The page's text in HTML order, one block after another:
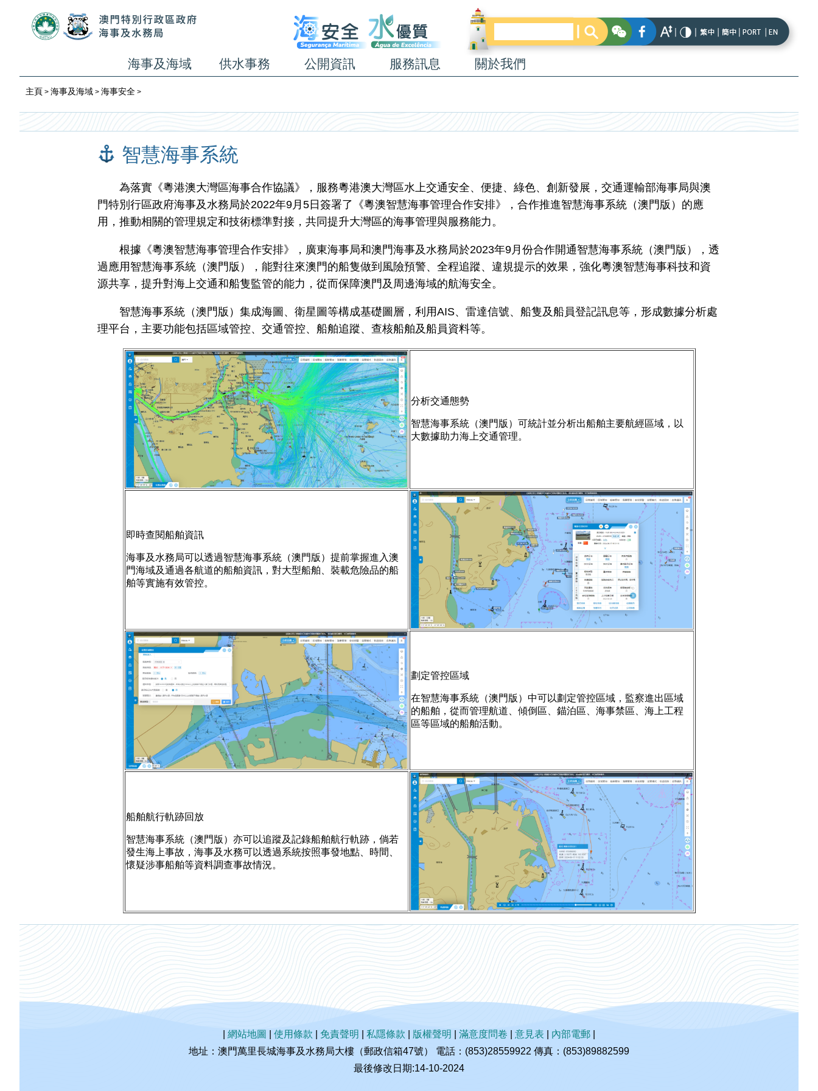
海事及海域 供水事務 公開資訊 服務訊息 關於我們
主頁 > 海事及海域 > 海事安全 >
智慧海事系統
為落實《粵港澳大灣區海事合作協議》，服務粵港澳大灣區水上交通安全、便捷、綠色、創新發展，交通運輸部海事局與澳
門特別行區政府海事及水務局於2022年9月5日簽署了《粵澳智慧海事管理合作安排》，合作推進智慧海事系統（澳門版）的應
用，推動相關的管理規定和技術標準對接，共同提升大灣區的海事管理與服務能力。
根據《粵澳智慧海事管理合作安排》，廣東海事局和澳門海事及水務局於2023年9月份合作開通智慧海事系統（澳門版），透
過應用智慧海事系統（澳門版），能對往來澳門的船隻做到風險預警、全程追蹤、違規提示的效果，強化粵澳智慧海事科技和資
源共享，提升對海上交通和船隻監管的能力，從而保障澳門及周邊海域的航海安全。
智慧海事系統（澳門版）集成海圖、衛星圖等構成基礎圖層，利用AIS、雷達信號、船隻及船員登記訊息等，形成數據分析處
理平台，主要功能包括區域管控、交通管控、船舶追蹤、查核船舶及船員資料等。
分析交通態勢
智慧海事系統（澳門版）可統計並分析出船舶主要航經區域，以
大數據助力海上交通管理。
即時查閱船舶資訊
海事及水務局可以透過智慧海事系統（澳門版）提前掌握進入澳
門海域及通過各航道的船舶資訊，對大型船舶、裝載危險品的船
舶等實施有效管控。
劃定管控區域
在智慧海事系統（澳門版）中可以劃定管控區域，監察進出區域
的船舶，從而管理航道、傾倒區、錨泊區、海事禁區、海上工程
區等區域的船舶活動。
船舶航行軌跡回放
智慧海事系統（澳門版）亦可以追蹤及記錄船舶航行軌跡，倘若
發生海上事故，海事及水務可以透過系統按照事發地點、時間、
懷疑涉事船舶等資料調查事故情況。
網站地圖 使用條款 免責聲明 私隱條款 版權聲明 滿意度問卷 意見表 內部電郵
地址：澳門萬里長城海事及水務局大樓（郵政信箱47號） 電話：(853)28559922 傳真：(853)89882599
最後修改日期:14-10-2024